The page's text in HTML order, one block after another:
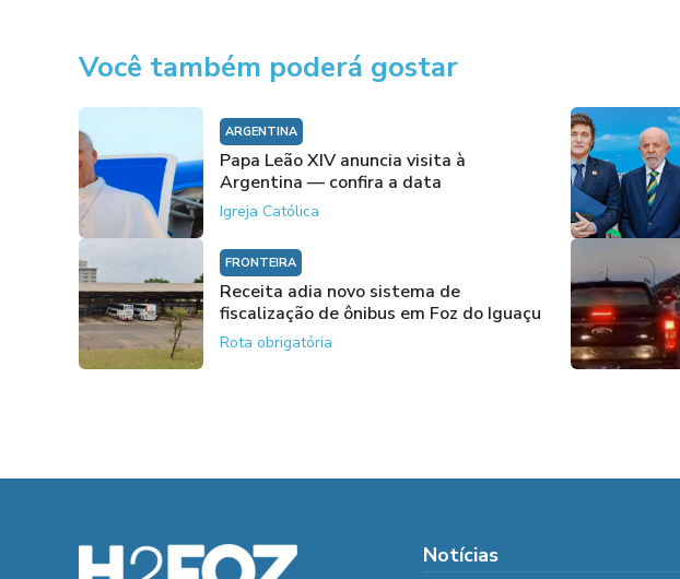
Você também poderá gostar
ARGENTINA
Papa Leão XIV anuncia visita à
Argentina — confira a data
Igreja Católica
FRONTEIRA
Receita adia novo sistema de
fiscalização de ônibus em Foz do Iguaçu
Rota obrigatória
Notícias